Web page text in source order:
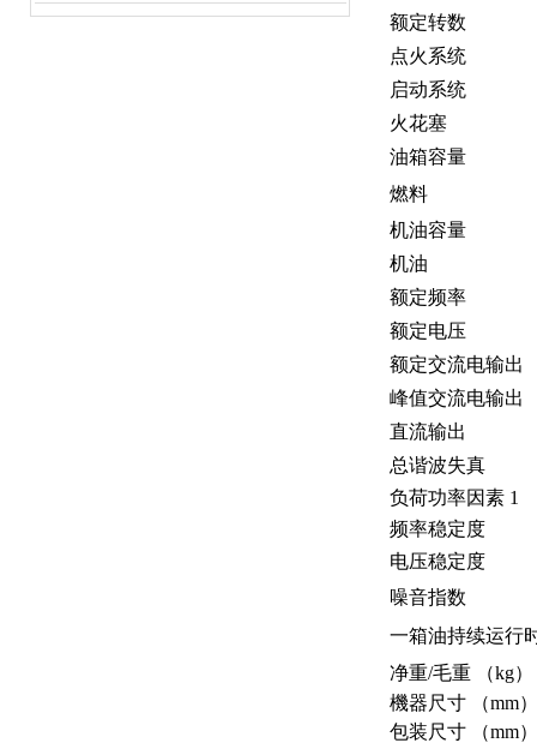
额定转数
点火系统
启动系统
火花塞
油箱容量
燃料
机油容量
机油
额定频率
额定电压
额定交流电输出
峰值交流电输出
直流输出
总谐波失真
负荷功率因素 1
频率稳定度
电压稳定度
噪音指数
一箱油持续运行
净重/毛重 （kg）
機器尺寸 （mm）
包装尺寸 （mm）